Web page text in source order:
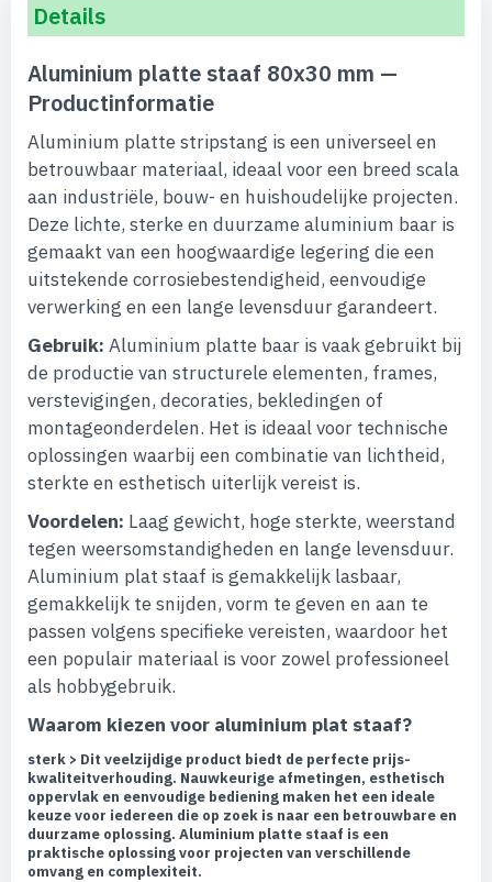
Details
Aluminium platte staaf 80x30 mm —
Productinformatie
Aluminium platte stripstang is een universeel en
betrouwbaar materiaal, ideaal voor een breed scala
aan industriële, bouw- en huishoudelijke projecten.
Deze lichte, sterke en duurzame aluminium baar is
gemaakt van een hoogwaardige legering die een
uitstekende corrosiebestendigheid, eenvoudige
verwerking en een lange levensduur garandeert.
Gebruik: Aluminium platte baar is vaak gebruikt bij
de productie van structurele elementen, frames,
verstevigingen, decoraties, bekledingen of
montageonderdelen. Het is ideaal voor technische
oplossingen waarbij een combinatie van lichtheid,
sterkte en esthetisch uiterlijk vereist is.
Voordelen: Laag gewicht, hoge sterkte, weerstand
tegen weersomstandigheden en lange levensduur.
Aluminium plat staaf is gemakkelijk lasbaar,
gemakkelijk te snijden, vorm te geven en aan te
passen volgens specifieke vereisten, waardoor het
een populair materiaal is voor zowel professioneel
als hobbygebruik.
Waarom kiezen voor aluminium plat staaf?
sterk > Dit veelzijdige product biedt de perfecte prijs-
kwaliteitverhouding. Nauwkeurige afmetingen, esthetisch
oppervlak en eenvoudige bediening maken het een ideale
keuze voor iedereen die op zoek is naar een betrouwbare en
duurzame oplossing. Aluminium platte staaf is een
praktische oplossing voor projecten van verschillende
omvang en complexiteit.